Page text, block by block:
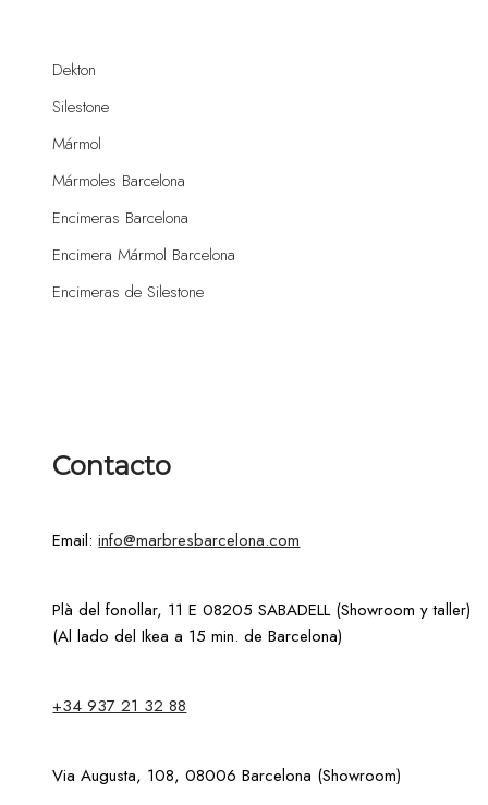
Dekton
Silestone
Mármol
Mármoles Barcelona
Encimeras Barcelona
Encimera Mármol Barcelona
Encimeras de Silestone
Contacto
Email:info@marbresbarcelona.com
Plà del fonollar, 11 E 08205 SABADELL (Showroom y taller)
(Al lado del Ikea a 15 min. de Barcelona)
+34 937 21 32 88
Via Augusta, 108, 08006 Barcelona (Showroom)